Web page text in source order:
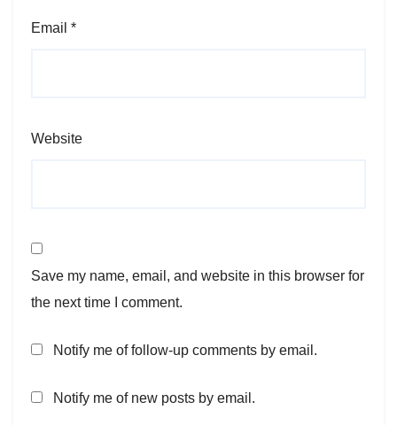
Email *
Website
Save my name, email, and website in this browser for
the next time I comment.
Notify me of follow-up comments by email.
Notify me of new posts by email.